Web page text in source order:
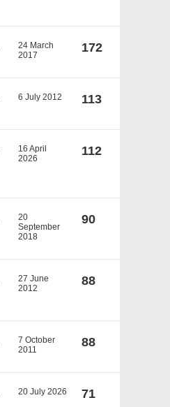
24 March
2017
172
6 July 2012 113
16 April
2026
112
20
September
2018
90
27 June
2012
88
7 October
2011
88
20 July 2026 71